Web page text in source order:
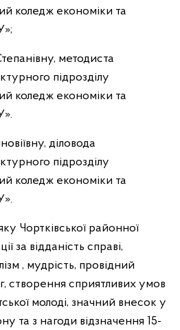
коледж економіки та
методиста
підрозділу
коледж економіки та
діловода
підрозділу
коледж економіки та
Чортківської районної
за відданість справі,
, мудрість, провідний
створення сприятливих умов
молоді, значний внесок у
та з нагоди відзначення 15-